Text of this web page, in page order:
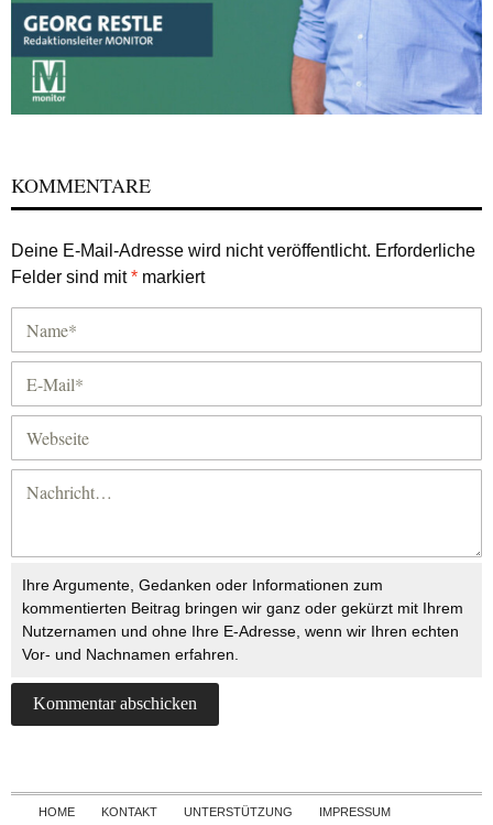
KOMMENTARE
Deine E-Mail-Adresse wird nicht veröffentlicht. Erforderliche
Felder sind mit* markiert
Ihre Argumente, Gedanken oder Informationen zum
kommentierten Beitrag bringen wir ganz oder gekürzt mit Ihrem
Nutzernamen und ohne Ihre E-Adresse, wenn wir Ihren echten
Vor- und Nachnamen erfahren.
Skip to content
HOME KONTAKT UNTERSTÜTZUNG IMPRESSUM